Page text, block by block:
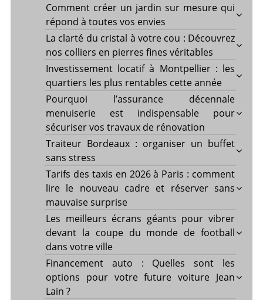
Comment créer un jardin sur mesure qui
répond à toutes vos envies
La clarté du cristal à votre cou : Découvrez
nos colliers en pierres fines véritables
Investissement locatif à Montpellier : les
quartiers les plus rentables cette année
Pourquoi l’assurance décennale
menuiserie est indispensable pour
sécuriser vos travaux de rénovation
Traiteur Bordeaux : organiser un buffet
sans stress
Tarifs des taxis en 2026 à Paris : comment
lire le nouveau cadre et réserver sans
mauvaise surprise
Les meilleurs écrans géants pour vibrer
devant la coupe du monde de football
dans votre ville
Financement auto : Quelles sont les
options pour votre future voiture Jean
Lain ?